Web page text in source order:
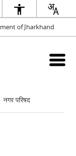
of Jharkhand
नगर परिषद